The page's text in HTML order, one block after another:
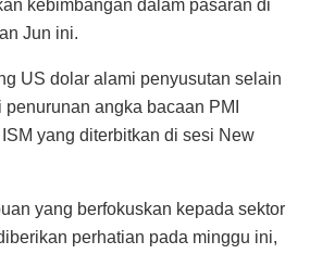
kebimbangan dalam pasaran di
Jun ini.
US dolar alami penyusutan selain
angka bacaan PMI
yang diterbitkan di sesi New
yang berfokuskan kepada sektor
perhatian pada minggu ini,